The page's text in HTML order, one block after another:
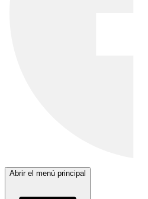
Abrir el menú principal